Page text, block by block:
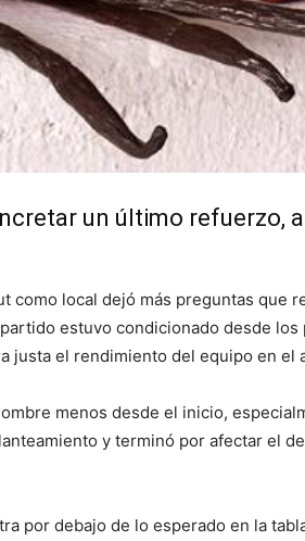
un último refuerzo,
como local dejó más preguntas que
estuvo condicionado desde
justa el rendimiento del equipo en el
menos desde el inicio,
y terminó por afectar el
por debajo de lo esperado en la